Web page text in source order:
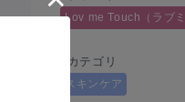
Lov me Touch（ラブミ
#カテゴリ
スキンケア